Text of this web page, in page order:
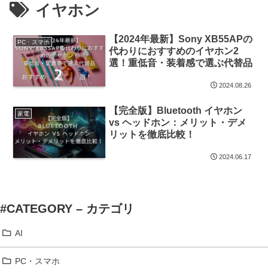
イヤホン
PC・スマホ
【2024年最新】Sony XB55APの
代わりにおすすめのイヤホン2
選！重低音・装着感で選ぶ代替品
2024.08.26
家電
【完全版】Bluetooth イヤホン
vs ヘッドホン：メリット・デメ
リットを徹底比較！
2024.06.17
#CATEGORY – カテゴリ
AI
PC・スマホ